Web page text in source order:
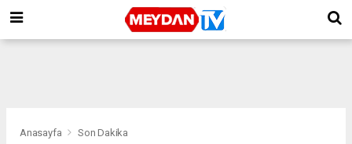
Anasayfa Son Dakika